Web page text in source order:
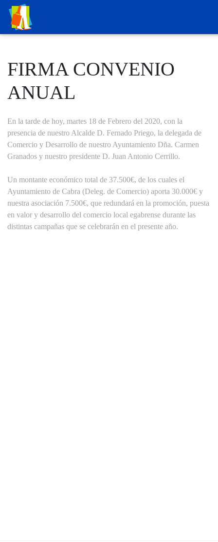
FIRMA CONVENIO
ANUAL
En la tarde de hoy, martes 18 de Febrero del 2020, con la
presencia de nuestro Alcalde D. Fernado Priego, la delegada de
Comercio y Desarrollo de nuestro Ayuntamiento Dña. Carmen
Granados y nuestro presidente D. Juan Antonio Cerrillo.
Un montante económico total de 37.500€, de los cuales el
Ayuntamiento de Cabra (Deleg. de Comercio) aporta 30.000€ y
nuestra asociación 7.500€, que redundará en la promoción, puesta
en valor y desarrollo del comercio local egabrense durante las
distintas campañas que se celebrarán en el presente año.